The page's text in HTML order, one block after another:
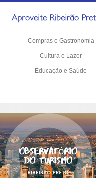
Compras e Gastronomia
Cultura e Lazer
Educação e Saúde